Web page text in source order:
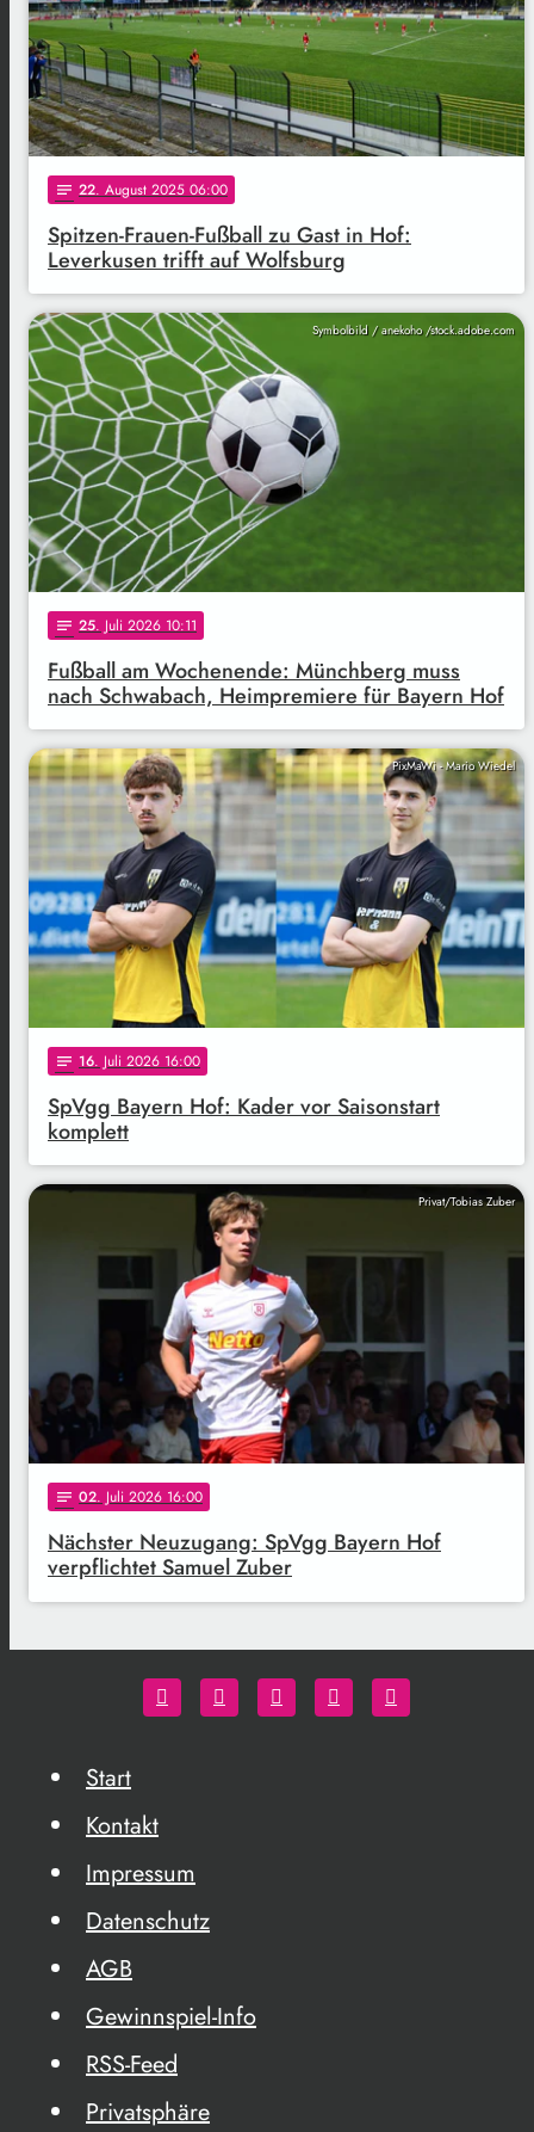
notes 22. August 2025 06:00
Spitzen-Frauen-Fußball zu Gast in Hof:
Leverkusen trifft auf Wolfsburg
Symbolbild / anekoho /stock.adobe.com
notes 25. Juli 2026 10:11
Fußball am Wochenende: Münchberg muss
nach Schwabach, Heimpremiere für Bayern Hof
PixMaWi - Mario Wiedel
notes 16. Juli 2026 16:00
SpVgg Bayern Hof: Kader vor Saisonstart
komplett
Privat/Tobias Zuber
notes 02. Juli 2026 16:00
Nächster Neuzugang: SpVgg Bayern Hof
verpflichtet Samuel Zuber
Start
Kontakt
Impressum
Datenschutz
AGB
Gewinnspiel-Info
RSS-Feed
Privatsphäre